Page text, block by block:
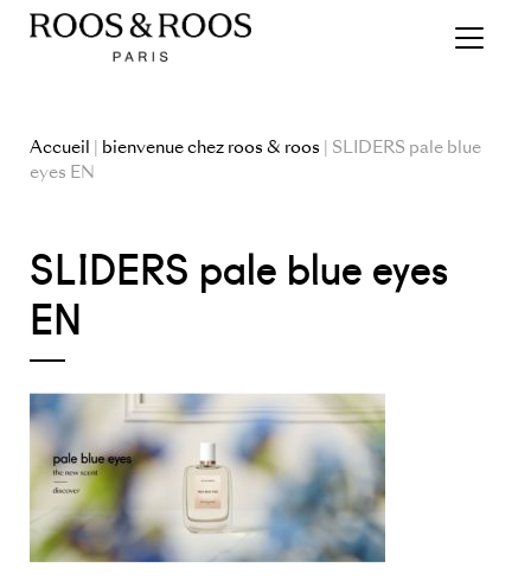
Accueil | bienvenue chez roos & roos | SLIDERS pale blue
eyes EN
SLIDERS pale blue eyes
EN